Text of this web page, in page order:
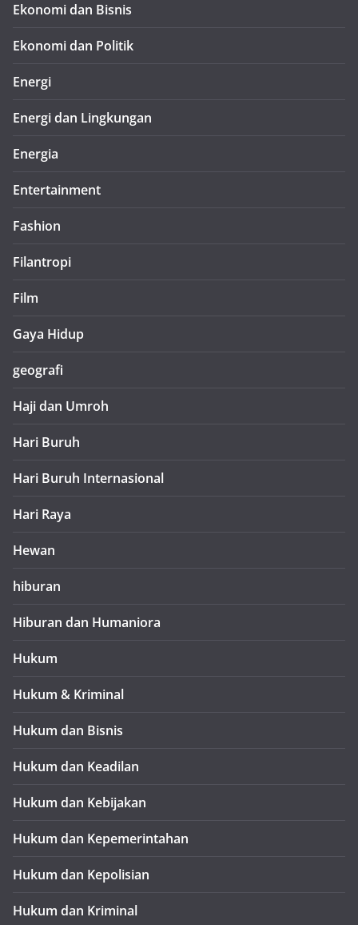
Ekonomi dan Bisnis
Ekonomi dan Politik
Energi
Energi dan Lingkungan
Energia
Entertainment
Fashion
Filantropi
Film
Gaya Hidup
geografi
Haji dan Umroh
Hari Buruh
Hari Buruh Internasional
Hari Raya
Hewan
hiburan
Hiburan dan Humaniora
Hukum
Hukum & Kriminal
Hukum dan Bisnis
Hukum dan Keadilan
Hukum dan Kebijakan
Hukum dan Kepemerintahan
Hukum dan Kepolisian
Hukum dan Kriminal